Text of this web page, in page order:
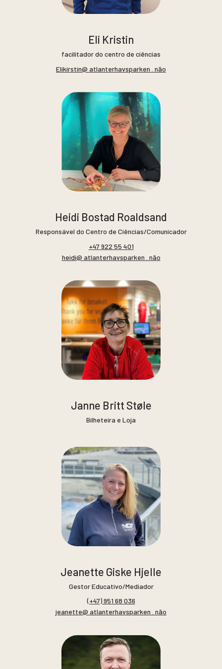
Eli Kristin
facilitador do centro de ciências
Elikirstin@ atlanterhavsparken . não
Heidi Bostad Roaldsand
Responsável do Centro de Ciências/Comunicador
+47 922 55 401
heidi@ atlanterhavsparken . não
Janne Britt Støle
Bilheteira e Loja
Jeanette Giske Hjelle
Gestor Educativo/Mediador
(+47) 951 68 036
jeanette@ atlanterhavsparken . não